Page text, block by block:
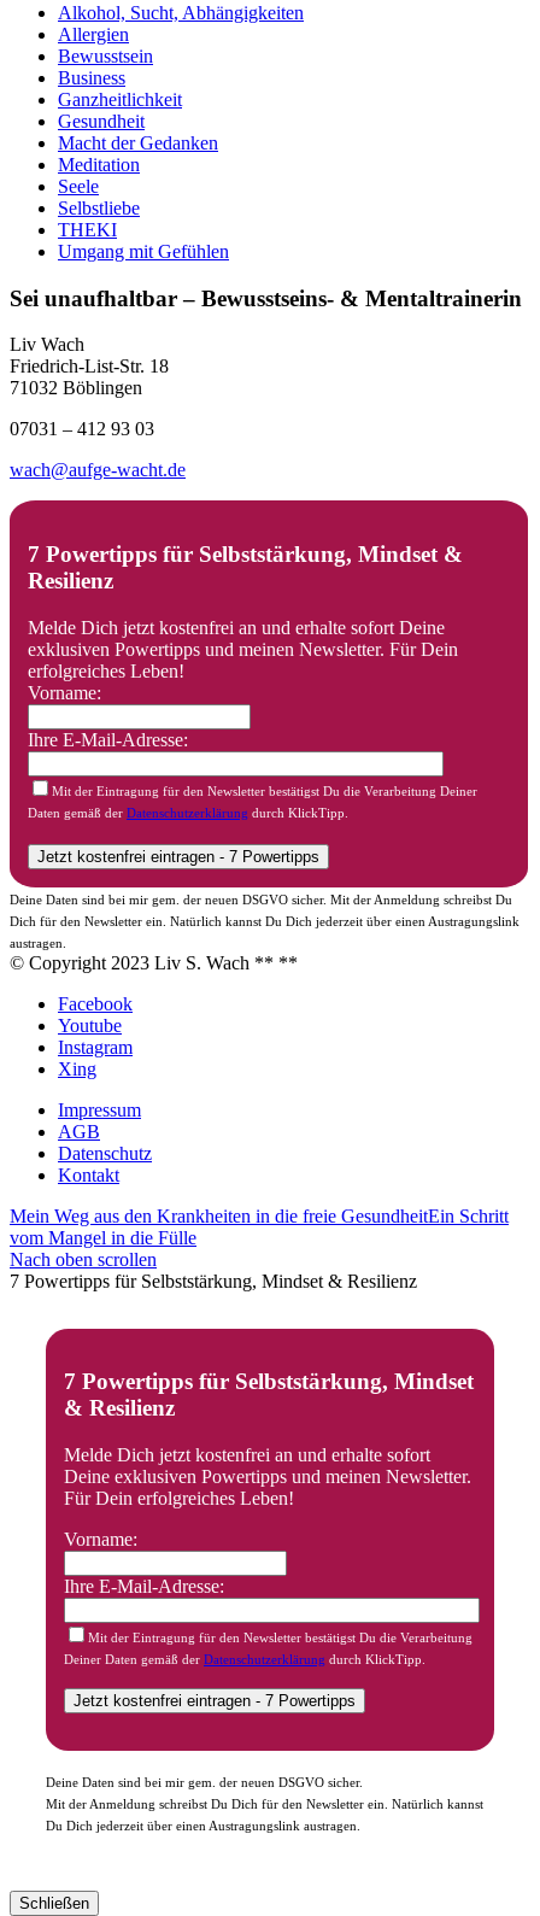
Alkohol, Sucht, Abhängigkeiten
Allergien
Bewusstsein
Business
Ganzheitlichkeit
Gesundheit
Macht der Gedanken
Meditation
Seele
Selbstliebe
THEKI
Umgang mit Gefühlen
Sei unaufhaltbar – Bewusstseins- & Mentaltrainerin
Liv Wach
Friedrich-List-Str. 18
71032 Böblingen
07031 – 412 93 03
wach@aufge-wacht.de
7 Powertipps für Selbststärkung, Mindset &
Resilienz
Melde Dich jetzt kostenfrei an und erhalte sofort Deine
exklusiven Powertipps und meinen Newsletter. Für Dein
erfolgreiches Leben!
Vorname:
Ihre E-Mail-Adresse:
Mit der Eintragung für den Newsletter bestätigst Du die Verarbeitung Deiner
Daten gemäß der Datenschutzerklärung durch KlickTipp.
Deine Daten sind bei mir gem. der neuen DSGVO sicher. Mit der Anmeldung schreibst Du
Dich für den Newsletter ein. Natürlich kannst Du Dich jederzeit über einen Austragungslink
austragen.
© Copyright 2023 Liv S. Wach ** **
Facebook
Youtube
Instagram
Xing
Impressum
AGB
Datenschutz
Kontakt
Mein Weg aus den Krankheiten in die freie GesundheitEin Schritt
vom Mangel in die Fülle
Nach oben scrollen
7 Powertipps für Selbststärkung, Mindset & Resilienz
7 Powertipps für Selbststärkung, Mindset
& Resilienz
Melde Dich jetzt kostenfrei an und erhalte sofort
Deine exklusiven Powertipps und meinen Newsletter.
Für Dein erfolgreiches Leben!
Vorname:
Ihre E-Mail-Adresse:
Mit der Eintragung für den Newsletter bestätigst Du die Verarbeitung
Deiner Daten gemäß der Datenschutzerklärung durch KlickTipp.
Deine Daten sind bei mir gem. der neuen DSGVO sicher.
Mit der Anmeldung schreibst Du Dich für den Newsletter ein. Natürlich kannst
Du Dich jederzeit über einen Austragungslink austragen.
Schließen